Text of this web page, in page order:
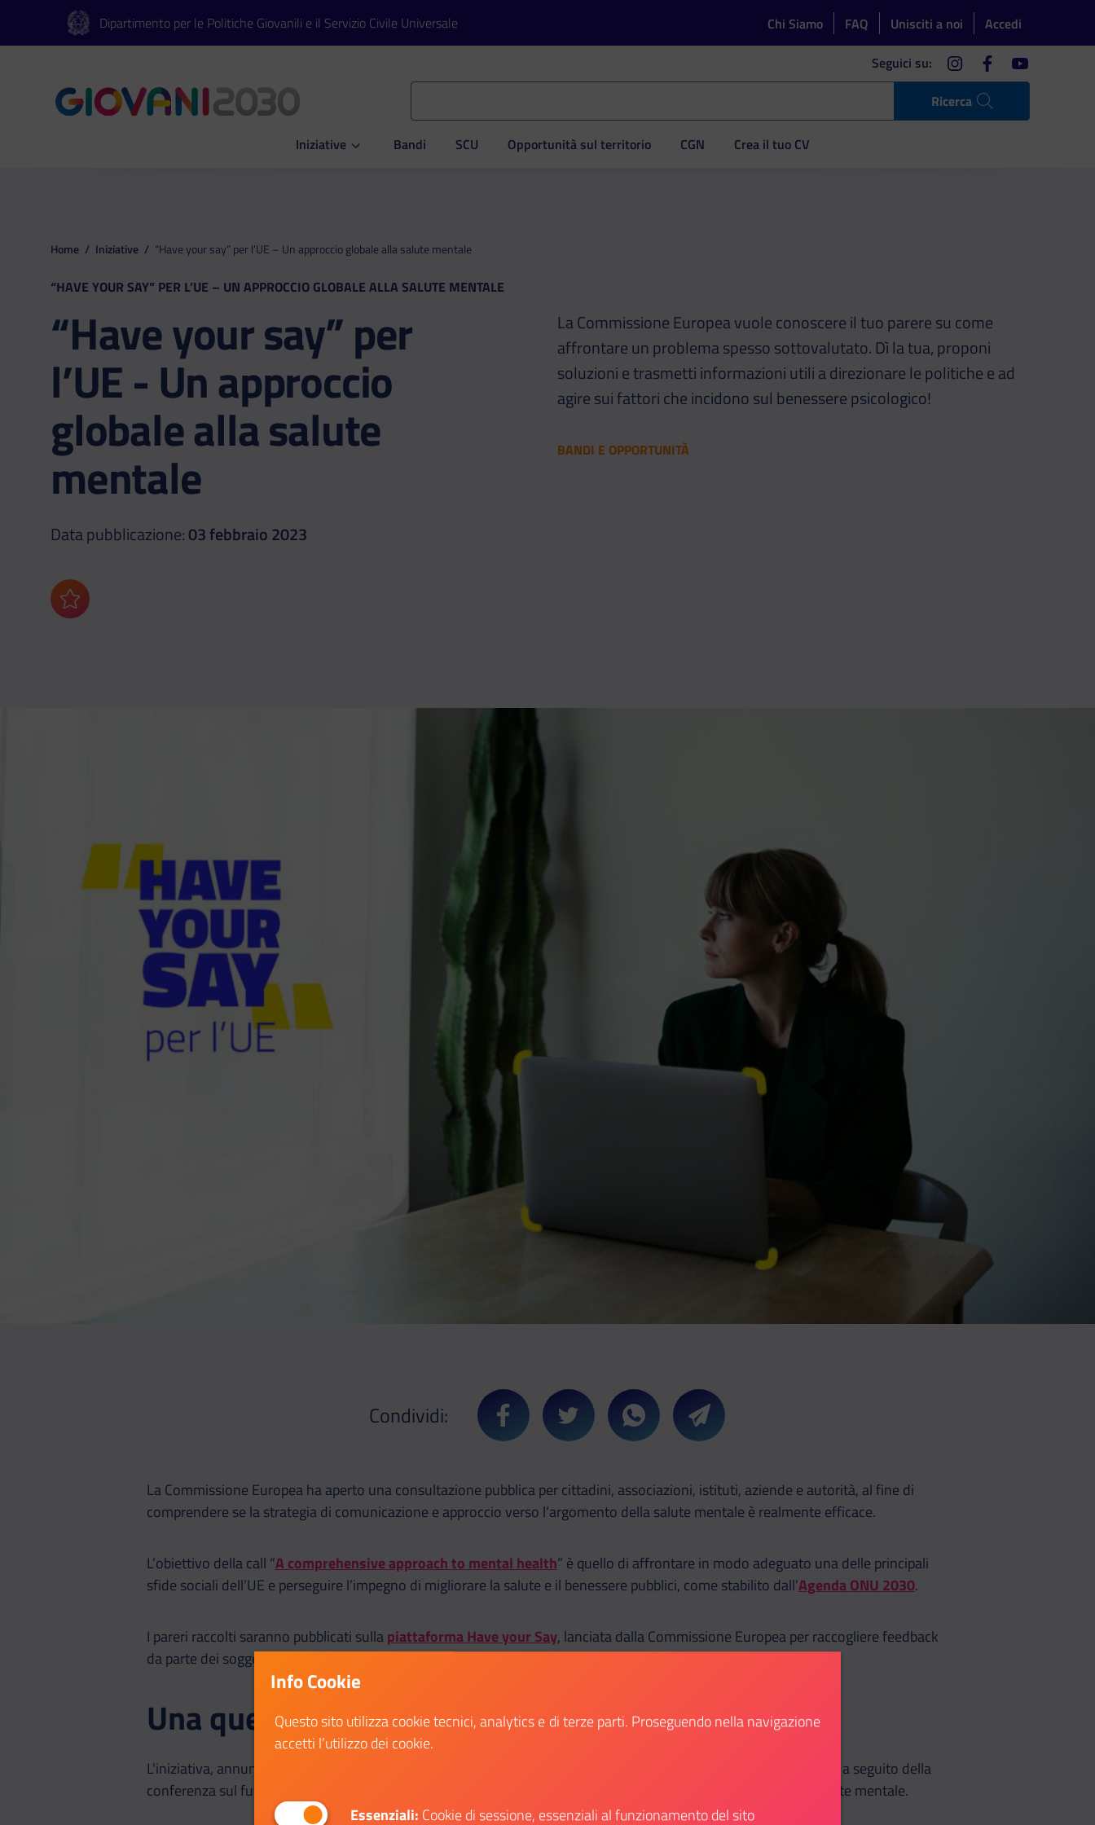
Vai al contenuto principale
Vai al footer Dipartimento per le Politiche Giovanili e il Servizio Civile Universale Chi Siamo FAQ Unisciti a noi Accedi
Ricerca
Seguici su: instagramfacebookyoutube
Iniziative
Apri Iniziative Bandi SCU Opportunità sul territorio CGN Crea il tuo CV
Home / Iniziative / “Have your say” per l’UE – Un approccio globale alla salute mentale
“HAVE YOUR SAY” PER L’UE – UN APPROCCIO GLOBALE ALLA SALUTE MENTALE
“Have your say” per
l’UE - Un approccio
globale alla salute
mentale
Data pubblicazione:03 febbraio 2023
Aggiungi ai preferiti
La Commissione Europea vuole conoscere il tuo parere su come
affrontare un problema spesso sottovalutato. Dì la tua, proponi
soluzioni e trasmetti informazioni utili a direzionare le politiche e ad
agire sui fattori che incidono sul benessere psicologico!
BANDI E OPPORTUNITÀ
Condividi: Condividi su Facebook
Condividi su TwitterCondividi su Whatsapp
Condividi su Telegram
La Commissione Europea ha aperto una consultazione pubblica per cittadini, associazioni, istituti, aziende e autorità, al fine di
comprendere se la strategia di comunicazione e approccio verso l’argomento della salute mentale è realmente efficace.
L’obiettivo della call “A comprehensive approach to mental health” è quello di affrontare in modo adeguato una delle principali
sfide sociali dell’UE e perseguire l’impegno di migliorare la salute e il benessere pubblici, come stabilito dall’Agenda ONU 2030.
I pareri raccolti saranno pubblicati sullapiattaforma Have your Say, lanciata dalla Commissione Europea per raccogliere feedback
da parte dei soggetti interessati, influenzare le politiche future e semplificare la legislazione vigente.
Una questione globale
L'iniziativa, annunciata dalla presidentessa Ursula von der Leyen nel
- a seguito della
conferenza sul futuro dell'Europa - mira a promuovere un approccio globale e orientato alla prevenzione alla salute mentale.
Info Cookie
Questo sito utilizza cookie tecnici, analytics e di terze parti. Proseguendo nella navigazione
accetti l’utilizzo dei cookie.
Essenziali: Cookie di sessione, essenziali al funzionamento del sito